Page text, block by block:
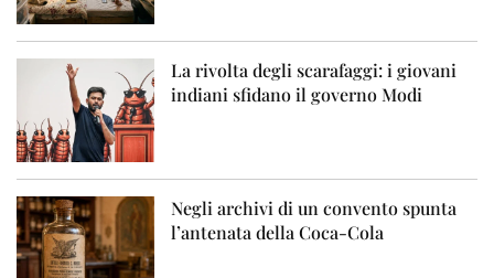
La rivolta degli scarafaggi: i giovani
indiani sfidano il governo Modi
Negli archivi di un convento spunta
l’antenata della Coca-Cola